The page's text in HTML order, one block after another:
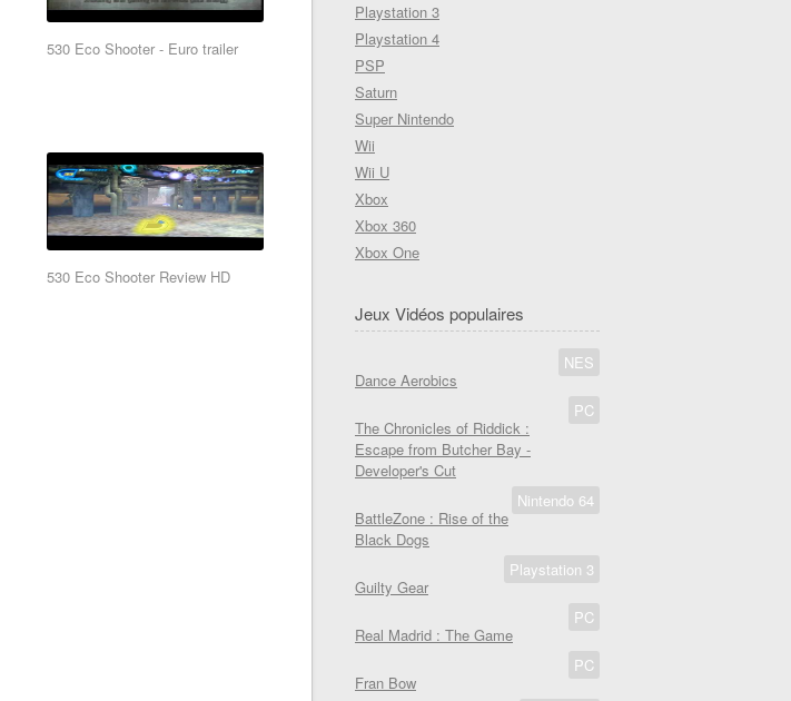
530 Eco Shooter - Euro trailer
530 Eco Shooter Review HD
Playstation 3
Playstation 4
PSP
Saturn
Super Nintendo
Wii
Wii U
Xbox
Xbox 360
Xbox One
Jeux Vidéos populaires
NES
Dance Aerobics
PC
The Chronicles of Riddick :
Escape from Butcher Bay -
Developer's Cut
Nintendo 64
BattleZone : Rise of the
Black Dogs
Playstation 3
Guilty Gear
PC
Real Madrid : The Game
PC
Fran Bow